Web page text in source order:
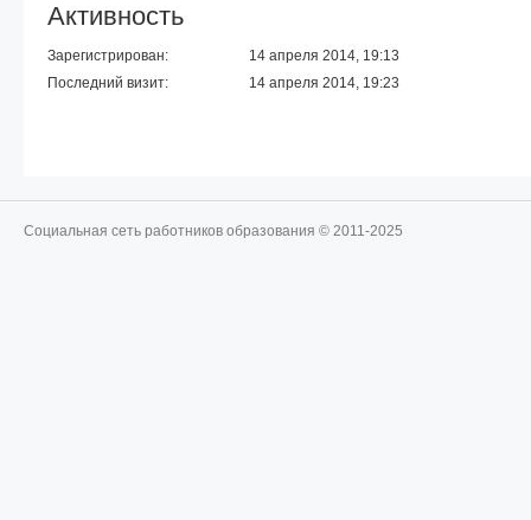
Активность
Зарегистрирован:
14 апреля 2014, 19:13
Последний визит:
14 апреля 2014, 19:23
Социальная сеть работников образования © 2011-2025